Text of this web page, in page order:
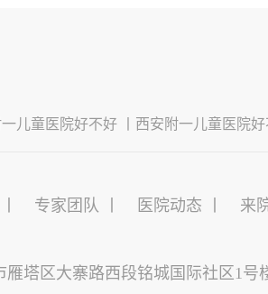
儿童医院好不好 丨 西安附一儿童医院好
专家团队 丨 医院动态 丨 来
塔区大寨路西段铭城国际社区1号